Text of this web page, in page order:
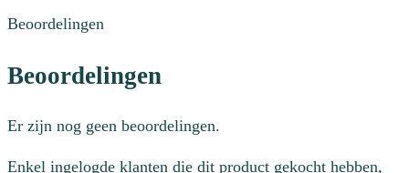
Beoordelingen
Beoordelingen
Er zijn nog geen beoordelingen.
Enkel ingelogde klanten die dit product gekocht hebben,